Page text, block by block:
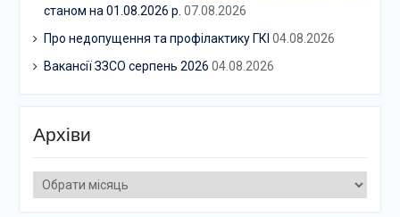
станом на 01.08.2026 р. 07.08.2026
Про недопущення та профілактику ГКІ 04.08.2026
Вакансії ЗЗСО серпень 2026 04.08.2026
Архіви
Архіви